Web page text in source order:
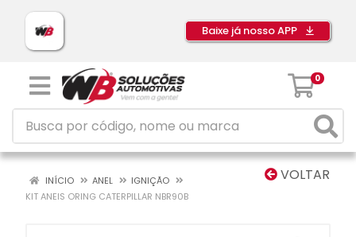
Baixe já nosso APP
0
VOLTAR
INÍCIO ANEL
IGNIÇÃO
KIT ANEIS ORING CATERPILLAR NBR90B